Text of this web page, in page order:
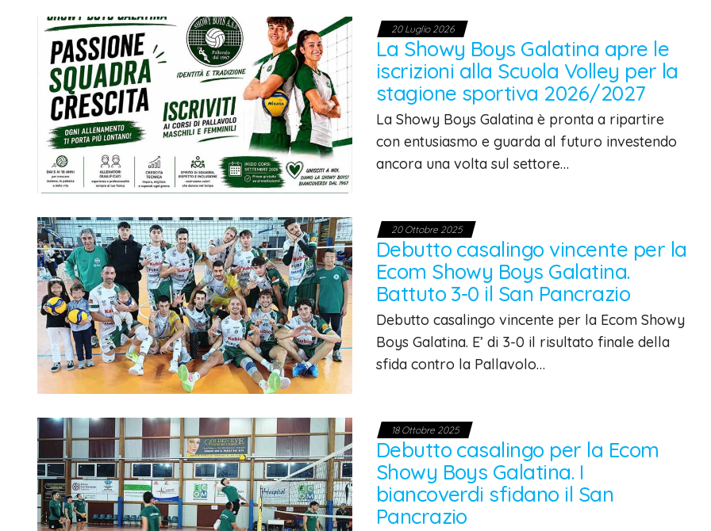
20 Luglio 2026
La Showy Boys Galatina apre le
iscrizioni alla Scuola Volley per la
stagione sportiva 2026/2027
La Showy Boys Galatina è pronta a ripartire
con entusiasmo e guarda al futuro investendo
ancora una volta sul settore…
20 Ottobre 2025
Debutto casalingo vincente per la
Ecom Showy Boys Galatina.
Battuto 3-0 il San Pancrazio
Debutto casalingo vincente per la Ecom Showy
Boys Galatina. E’ di 3-0 il risultato finale della
sfida contro la Pallavolo…
18 Ottobre 2025
Debutto casalingo per la Ecom
Showy Boys Galatina. I
biancoverdi sfidano il San
Pancrazio